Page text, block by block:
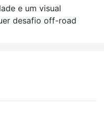
e um visual
desafio off-road